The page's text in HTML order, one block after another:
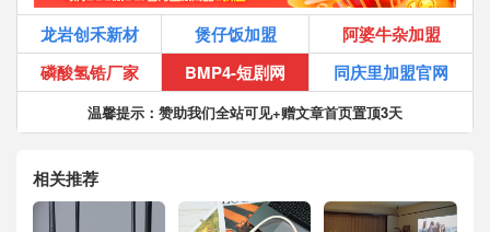
龙岩创禾新材 煲仔饭加盟
阿婆牛杂加盟
磷酸氢锆厂家
BMP4-短剧网 同庆里加盟官网
温馨提示：赞助我们全站可见+赠文章首页置顶3天
相关推荐